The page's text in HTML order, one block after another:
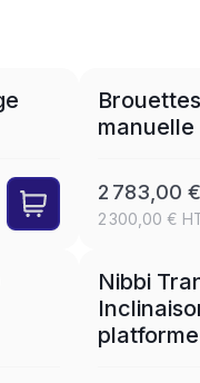
manuelle
2 783,00
2 300,00 €
LEASE
Nibbi
platforme